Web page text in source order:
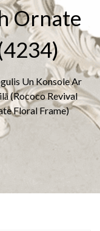
Ornate
Un Konsole Ar
(Rococo Revival
Floral Frame)